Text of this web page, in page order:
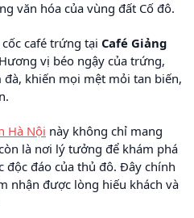
văn hóa của vùng đất Cố đô.
café trứng tại Café Giảng
vị béo ngậy của trứng,
đà, khiến mọi mệt mỏi tan biến,
Hà Nội này không chỉ mang
là nơi lý tưởng để khám phá
độc đáo của thủ đô. Đây chính
nhận được lòng hiếu khách và